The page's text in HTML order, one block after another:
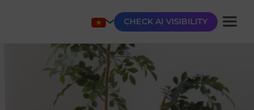
CHECK AI VISIBILITY